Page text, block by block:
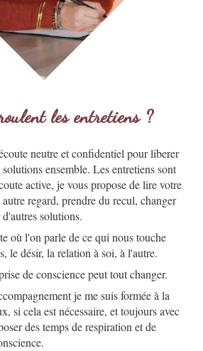
les entretiens ?
neutre et confidentiel pour liberer
ensemble. Les entretiens sont
active, je vous propose de lire votre
regard, prendre du recul, changer
solutions.
où l'on parle de ce qui nous touche
le désir, la relation à soi, à l'autre.
de conscience peut tout changer.
je me suis formée à la
si cela est nécessaire, et toujours avec
des temps de respiration et de